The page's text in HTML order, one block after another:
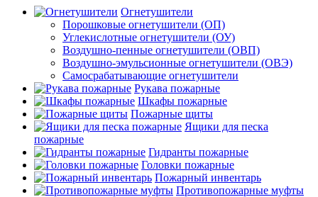
Огнетушители
Порошковые огнетушители (ОП)
Углекислотные огнетушители (ОУ)
Воздушно-пенные огнетушители (ОВП)
Воздушно-эмульсионные огнетушители (ОВЭ)
Самосрабатывающие огнетушители
Рукава пожарные
Шкафы пожарные
Пожарные щиты
Ящики для песка
пожарные
Гидранты пожарные
Головки пожарные
Пожарный инвентарь
Противопожарные муфты